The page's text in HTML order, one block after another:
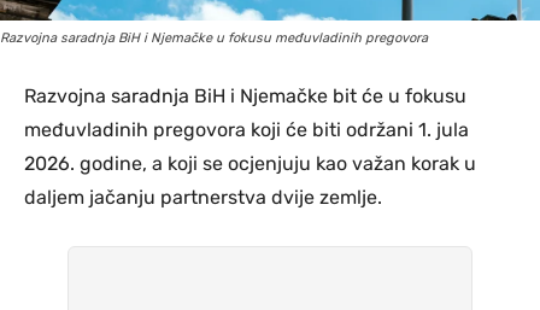
Razvojna saradnja BiH i Njemačke u fokusu međuvladinih pregovora
Razvojna saradnja BiH i Njemačke bit će u fokusu
međuvladinih pregovora koji će biti održani 1. jula
2026. godine, a koji se ocjenjuju kao važan korak u
daljem jačanju partnerstva dvije zemlje.